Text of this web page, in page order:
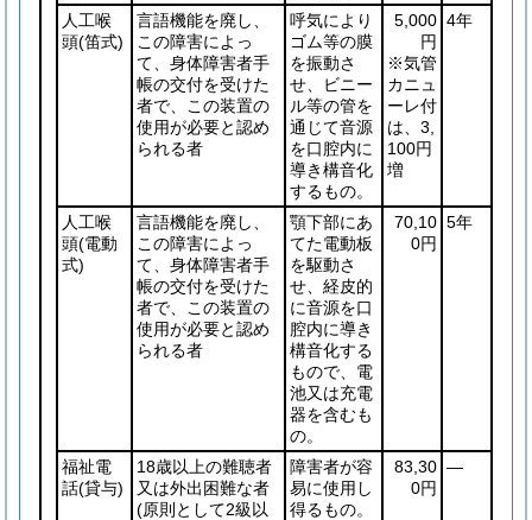
人工喉
頭(笛式)
言語機能を廃し、
この障害によっ
て、身体障害者手
帳の交付を受けた
者で、この装置の
使用が必要と認め
られる者
呼気により
ゴム等の膜
を振動さ
せ、ビニー
ル等の管を
通じて音源
を口腔内に
導き構音化
するもの。
5,000
円
※気管
カニュ
ーレ付
は、3,
100円
増
4年
人工喉
頭(電動
式)
言語機能を廃し、
この障害によっ
て、身体障害者手
帳の交付を受けた
者で、この装置の
使用が必要と認め
られる者
顎下部にあ
てた電動板
を駆動さ
せ、経皮的
に音源を口
腔内に導き
構音化する
もので、電
池又は充電
器を含むも
の。
70,10
0円
5年
福祉電
話(貸与)
18歳以上の難聴者
又は外出困難な者
(原則として2級以
障害者が容
易に使用し
得るもの。
83,30
0円
―